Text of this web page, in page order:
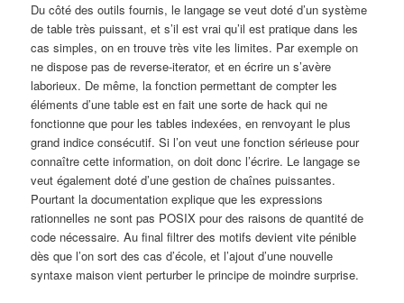
Du côté des outils fournis, le langage se veut doté d’un système
de table très puissant, et s’il est vrai qu’il est pratique dans les
cas simples, on en trouve très vite les limites. Par exemple on
ne dispose pas de reverse-iterator, et en écrire un s’avère
laborieux. De même, la fonction permettant de compter les
éléments d’une table est en fait une sorte de hack qui ne
fonctionne que pour les tables indexées, en renvoyant le plus
grand indice consécutif. Si l’on veut une fonction sérieuse pour
connaître cette information, on doit donc l’écrire. Le langage se
veut également doté d’une gestion de chaînes puissantes.
Pourtant la documentation explique que les expressions
rationnelles ne sont pas POSIX pour des raisons de quantité de
code nécessaire. Au final filtrer des motifs devient vite pénible
dès que l’on sort des cas d’école, et l’ajout d’une nouvelle
syntaxe maison vient perturber le principe de moindre surprise.